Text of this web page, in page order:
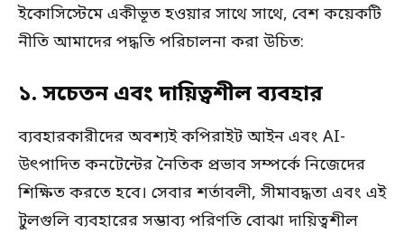
ইকোসিস্টেমে একীভূত হওয়ার সাথে সাথে, বেশ কয়েকটি
নীতি আমাদের পদ্ধতি পরিচালনা করা উচিত:
১. সচেতন এবং দায়িত্বশীল ব্যবহার
ব্যবহারকারীদের অবশ্যই কপিরাইট আইন এবং AI-
উৎপাদিত কনটেন্টের নৈতিক প্রভাব সম্পর্কে নিজেদের
শিক্ষিত করতে হবে। সেবার শর্তাবলী, সীমাবদ্ধতা এবং এই
টুলগুলি ব্যবহারের সম্ভাব্য পরিণতি বোঝা দায়িত্বশীল